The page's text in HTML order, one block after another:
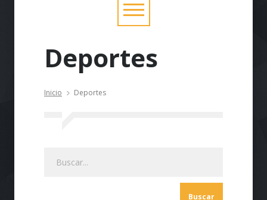
Deportes
Inicio Deportes